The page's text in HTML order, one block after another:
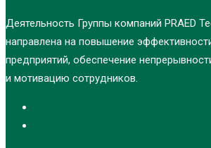
Деятельность Группы компаний PRAED
направлена на повышение
предприятий, обеспечение
и мотивацию сотрудников.